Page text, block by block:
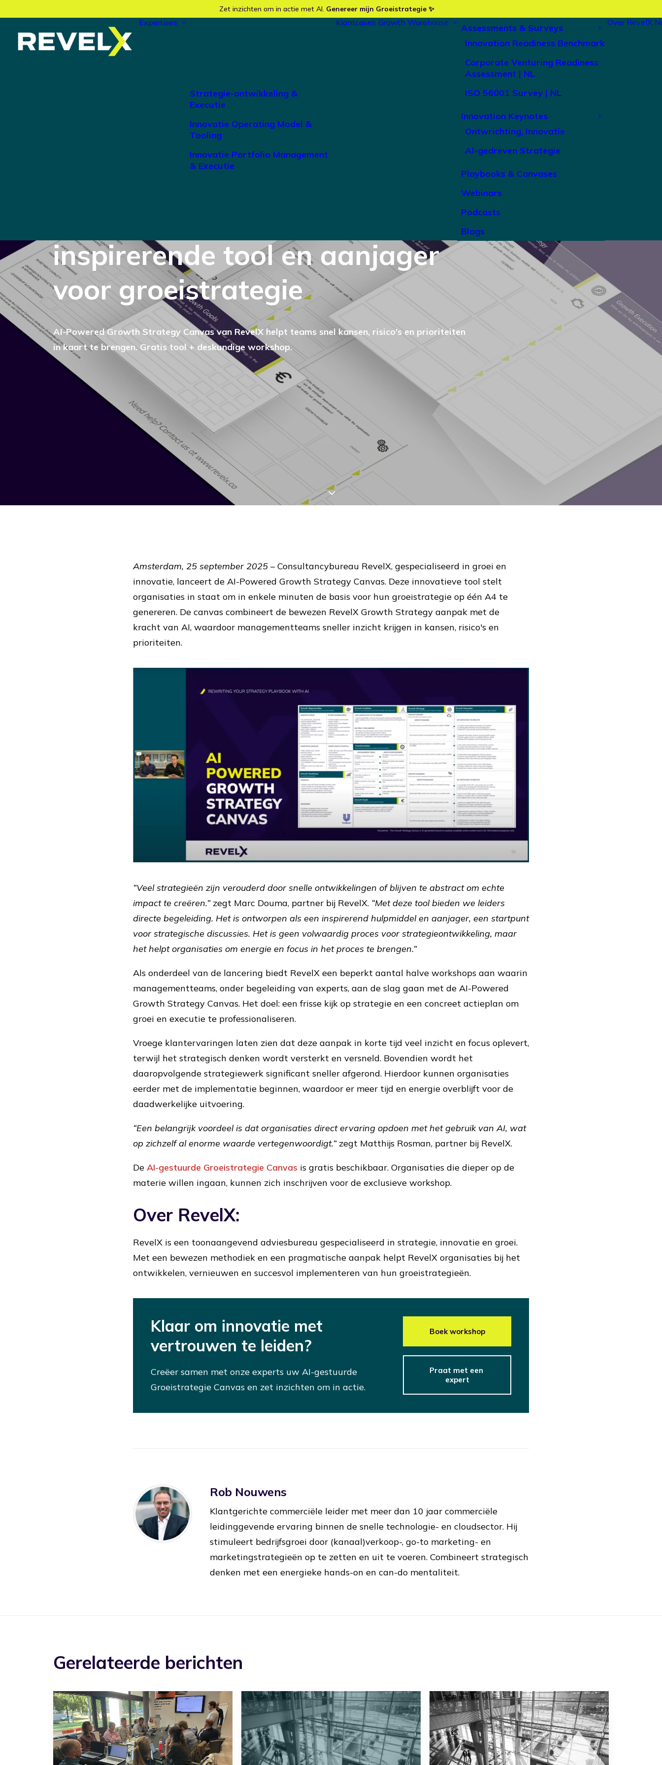
Zet inzichten om in actie met AI. Genereer mijn Groeistrategie ✨
Expertises
Strategie-ontwikkeling &
Executie
Innovatie Operating Model &
Tooling
Innovatie Portfolio Management
& Executie
Klantcases Growth Warehouse
Assessments & Surveys
Innovation Readiness Benchmark
Corporate Venturing Readiness
Assessment | NL
ISO 56001 Survey | NL
Innovation Keynotes
Ontwrichting, Innovatie
AI-gedreven Strategie
Playbooks & Canvases
Webinars
Podcasts
Blogs
Over RevelX
inspirerende tool en aanjager
voor groeistrategie
AI-Powered Growth Strategy Canvas van RevelX helpt teams snel kansen, risico's en prioriteiten
in kaart te brengen. Gratis tool + deskundige workshop.
Amsterdam, 25 september 2025 – Consultancybureau RevelX, gespecialiseerd in groei en
innovatie, lanceert de AI-Powered Growth Strategy Canvas. Deze innovatieve tool stelt
organisaties in staat om in enkele minuten de basis voor hun groeistrategie op één A4 te
genereren. De canvas combineert de bewezen RevelX Growth Strategy aanpak met de
kracht van AI, waardoor managementteams sneller inzicht krijgen in kansen, risico's en
prioriteiten.
“Veel strategieën zijn verouderd door snelle ontwikkelingen of blijven te abstract om echte
impact te creëren.”zegt Marc Douma, partner bij RevelX. “Met deze tool bieden we leiders
directe begeleiding. Het is ontworpen als een inspirerend hulpmiddel en aanjager, een startpunt
voor strategische discussies. Het is geen volwaardig proces voor strategieontwikkeling, maar
het helpt organisaties om energie en focus in het proces te brengen.”
Als onderdeel van de lancering biedt RevelX een beperkt aantal halve workshops aan waarin
managementteams, onder begeleiding van experts, aan de slag gaan met de AI-Powered
Growth Strategy Canvas. Het doel: een frisse kijk op strategie en een concreet actieplan om
groei en executie te professionaliseren.
Vroege klantervaringen laten zien dat deze aanpak in korte tijd veel inzicht en focus oplevert,
terwijl het strategisch denken wordt versterkt en versneld. Bovendien wordt het
daaropvolgende strategiewerk significant sneller afgerond. Hierdoor kunnen organisaties
eerder met de implementatie beginnen, waardoor er meer tijd en energie overblijft voor de
daadwerkelijke uitvoering.
“Een belangrijk voordeel is dat organisaties direct ervaring opdoen met het gebruik van AI, wat
op zichzelf al enorme waarde vertegenwoordigt.”zegt Matthijs Rosman, partner bij RevelX.
De AI-gestuurde Groeistrategie Canvas is gratis beschikbaar. Organisaties die dieper op de
materie willen ingaan, kunnen zich inschrijven voor de exclusieve workshop.
Over RevelX:
RevelX is een toonaangevend adviesbureau gespecialiseerd in strategie, innovatie en groei.
Met een bewezen methodiek en een pragmatische aanpak helpt RevelX organisaties bij het
ontwikkelen, vernieuwen en succesvol implementeren van hun groeistrategieën.
Klaar om innovatie met
vertrouwen te leiden?
Creëer samen met onze experts uw AI-gestuurde
Groeistrategie Canvas en zet inzichten om in actie.
Boek workshop
Praat met een
expert
Rob Nouwens
Klantgerichte commerciële leider met meer dan 10 jaar commerciële
leidinggevende ervaring binnen de snelle technologie- en cloudsector. Hij
stimuleert bedrijfsgroei door (kanaal)verkoop-, go-to marketing- en
marketingstrategieën op te zetten en uit te voeren. Combineert strategisch
denken met een energieke hands-on en can-do mentaliteit.
Gerelateerde berichten